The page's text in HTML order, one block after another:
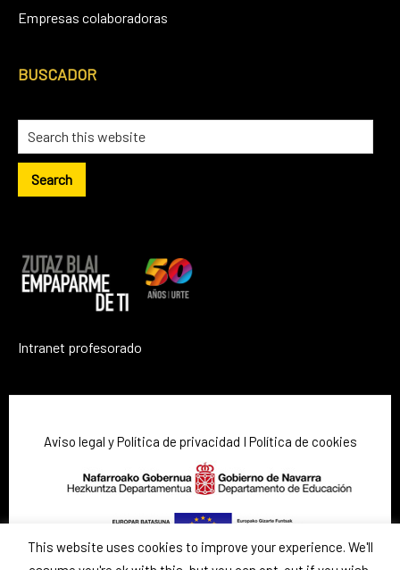
Empresas colaboradoras
BUSCADOR
Search
this
website
Intranet profesorado
Aviso legal y Política de privacidad I Política de cookies
This website uses cookies to improve your experience. We'll